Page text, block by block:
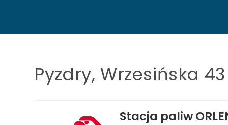
Pyzdry, Wrzesińska 43
Stacja paliw